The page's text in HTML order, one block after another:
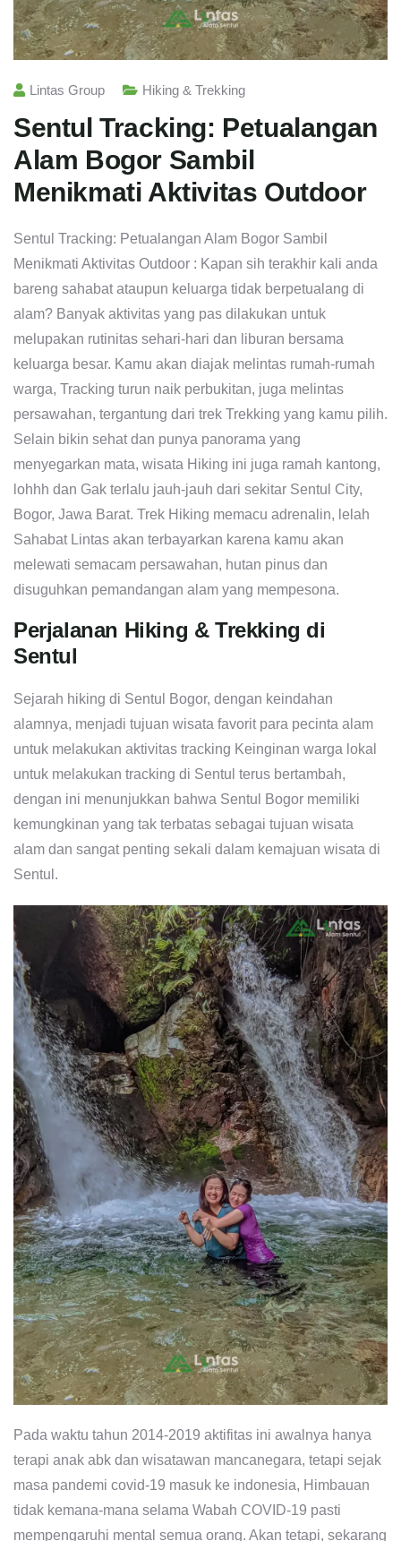
Lintas Group Hiking & Trekking
Sentul Tracking: Petualangan
Alam Bogor Sambil
Menikmati Aktivitas Outdoor
Sentul Tracking: Petualangan Alam Bogor Sambil
Menikmati Aktivitas Outdoor : Kapan sih terakhir kali anda
bareng sahabat ataupun keluarga tidak berpetualang di
alam? Banyak aktivitas yang pas dilakukan untuk
melupakan rutinitas sehari-hari dan liburan bersama
keluarga besar. Kamu akan diajak melintas rumah-rumah
warga, Tracking turun naik perbukitan, juga melintas
persawahan, tergantung dari trek Trekking yang kamu pilih.
Selain bikin sehat dan punya panorama yang
menyegarkan mata, wisata Hiking ini juga ramah kantong,
lohhh dan Gak terlalu jauh-jauh dari sekitar Sentul City,
Bogor, Jawa Barat. Trek Hiking memacu adrenalin, lelah
Sahabat Lintas akan terbayarkan karena kamu akan
melewati semacam persawahan, hutan pinus dan
disuguhkan pemandangan alam yang mempesona.
Perjalanan Hiking & Trekking di
Sentul
Sejarah hiking di Sentul Bogor, dengan keindahan
alamnya, menjadi tujuan wisata favorit para pecinta alam
untuk melakukan aktivitas tracking Keinginan warga lokal
untuk melakukan tracking di Sentul terus bertambah,
dengan ini menunjukkan bahwa Sentul Bogor memiliki
kemungkinan yang tak terbatas sebagai tujuan wisata
alam dan sangat penting sekali dalam kemajuan wisata di
Sentul.
Pada waktu tahun 2014-2019 aktifitas ini awalnya hanya
terapi anak abk dan wisatawan mancanegara, tetapi sejak
masa pandemi covid-19 masuk ke indonesia, Himbauan
tidak kemana-mana selama Wabah COVID-19 pasti
mempengaruhi mental semua orang. Akan tetapi, sekarang